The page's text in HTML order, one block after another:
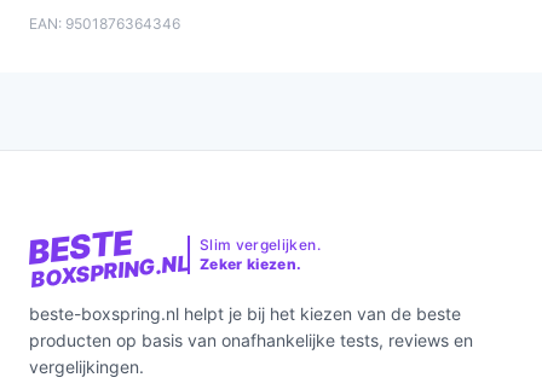
EAN: 9501876364346
BESTE
BOXSPRING.NL
Slim vergelijken.
Zeker kiezen.
beste-boxspring.nl helpt je bij het kiezen van de beste
producten op basis van onafhankelijke tests, reviews en
vergelijkingen.